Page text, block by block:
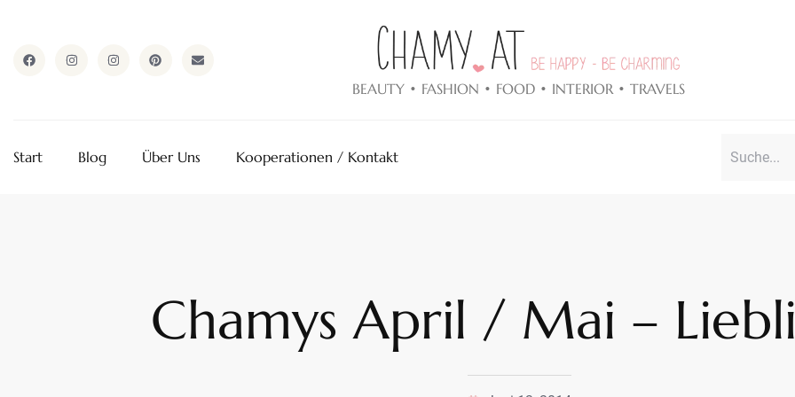
BEAUTY • FASHION • FOOD • INTERIOR • TRAVELS
Start Blog Über Uns Kooperationen / Kontakt
Chamys April / Mai –